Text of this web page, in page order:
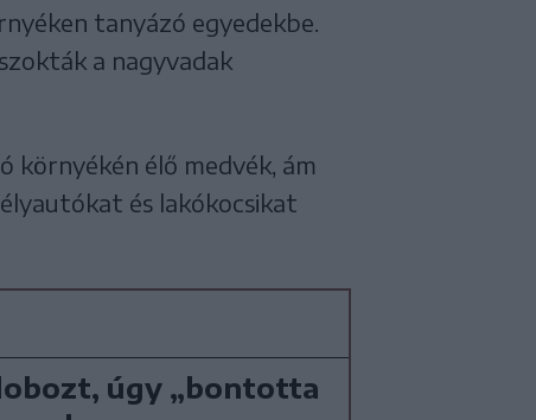
tanyázó egyedekbe.
a nagyvadak
környékén élő medvék, ám
és lakókocsikat
úgy „bontotta